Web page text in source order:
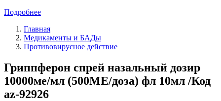
Подробнее
Главная
Медикаменты и БАДы
Противовирусное действие
Гриппферон спрей назальный дозир
10000ме/мл (500МЕ/доза) фл 10мл /Код
az-92926